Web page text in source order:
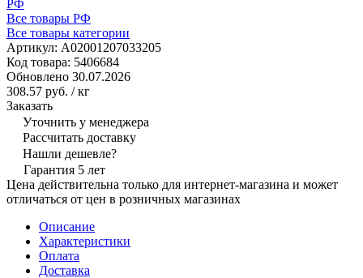
РФ
Все товары РФ
Все товары категории
Артикул: A02001207033205
Код товара: 5406684
Обновлено 30.07.2026
308.57 руб. / кг
Заказать
Уточнить у менеджера
Рассчитать доставку
Нашли дешевле?
Гарантия 5 лет
Цена действительна только для интернет-магазина и может
отличаться от цен в розничных магазинах
Описание
Характеристики
Оплата
Доставка